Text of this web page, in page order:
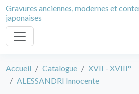
Gravures anciennes, modernes et
japonaises
Accueil Catalogue
XVII - XVIII°
ALESSANDRI Innocente